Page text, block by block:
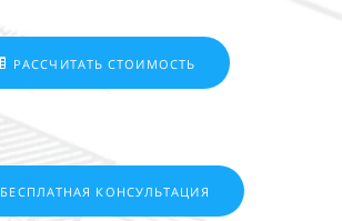
РАССЧИТАТЬ СТОИМОСТЬ
БЕСПЛАТНАЯ КОНСУЛЬТАЦИЯ